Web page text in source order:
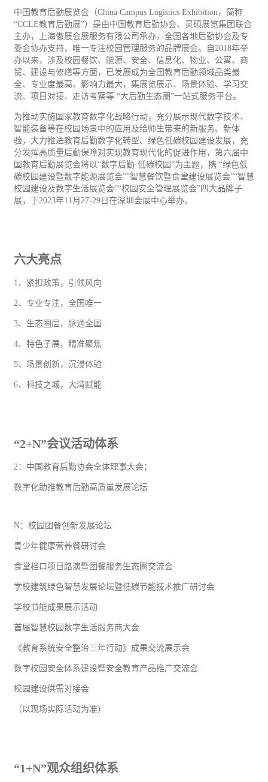
中国教育后勤展览会（China Campus Logistics Exhibition，简称
“CCLE教育后勤展”）是由中国教育后勤协会、灵硕展览集团联合
主办，上海傲展会展服务有限公司承办，全国各地后勤协会及专
委会协办支持，唯一专注校园管理服务的品牌展会。自2018年举
办以来，涉及校园 餐饮、 能源、安全、信息化、物业、公寓、商
贸、建设与修缮等方面，已发展成为全国教育后勤领域品类最
全、专业度最高、影响力最大，集展览展示、场景体验、学习交
流、项目对接、走访考察等 “大后勤生态圈”一站式服务平台。
为推动实施国家教育数字化战略行动，充分展示现代数字技术、
智能装备等在校园场景中的应用及给师生带来的新服务、新体
验，大力推进教育后勤数字化转型、绿色低碳校园建设发展，充
分发挥高质量后勤保障对实现教育现代化的促进作用，第六届中
国教育后勤展览会将以“数字后勤·低碳校园”为主题，携 “绿色低
碳校园建设暨数字能源展览会”“智慧餐饮暨食堂建设展览会”“智慧
校园建设及数字生活展览会”“校园安全管理展览会”四大品牌子
展，于2023年11月27-29日在深圳会展中心举办。
六大亮点
1、紧扣政策，引领风向
2、专业专注，全国唯一
3、生态圈层，脉通全国
4、特色子展，精准聚焦
5、场景创新，沉浸体验
6、科技之城，大湾赋能
“2+N”会议活动体系
2：中国教育后勤协会全体理事大会；
数字化助推教育后勤高质量发展论坛
N：校园团餐创新发展论坛
青少年健康营养餐研讨会
食堂档口项目路演暨团餐服务生态圈交流会
学校建筑绿色智慧发展论坛暨低碳节能技术推广研讨会
学校节能成果展示活动
首届智慧校园数字生活服务商大会
《教育系统安全整治三年行动》成果交流展示会
数字校园安全体系建设暨安全教育产品推广交流会
校园建设供需对接会
（以现场实际活动为准）
“1+N”观众组织体系